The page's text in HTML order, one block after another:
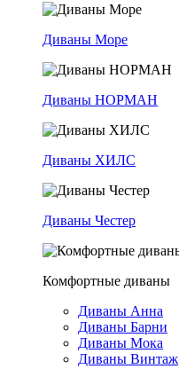
Диваны Море
Диваны НОРМАН
Диваны ХИЛС
Диваны Честер
Комфортные диваны
Диваны Анна
Диваны Барни
Диваны Мока
Диваны Винтаж